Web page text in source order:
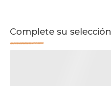
Complete su selección